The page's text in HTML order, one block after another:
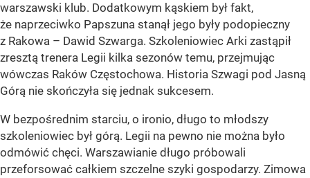
warszawski klub. Dodatkowym kąskiem był fakt,
że naprzeciwko Papszuna stanął jego były podopieczny
z Rakowa – Dawid Szwarga. Szkoleniowiec Arki zastąpił
zresztą trenera Legii kilka sezonów temu, przejmując
wówczas Raków Częstochowa. Historia Szwagi pod Jasną
Górą nie skończyła się jednak sukcesem.
W bezpośrednim starciu, o ironio, długo to młodszy
szkoleniowiec był górą. Legii na pewno nie można było
odmówić chęci. Warszawianie długo próbowali
przeforsować całkiem szczelne szyki gospodarzy. Zimowa